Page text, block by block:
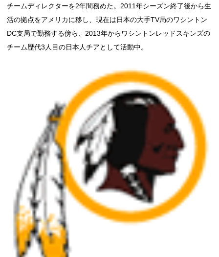
チームディレクターを2年間務めた。2011年シーズン終了後から生
活の拠点をアメリカに移し、現在は日本の大手TV局のワシントン
DC支局で勤務する傍ら、2013年からワシントンレッドスキンズの
チーム歴代3人目の日本人チアとして活動中。